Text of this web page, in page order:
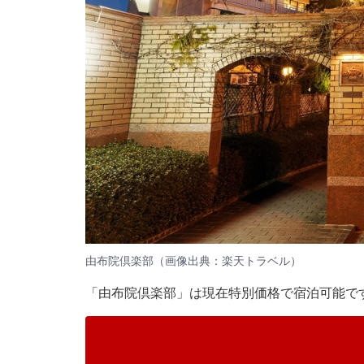
由布院倶楽部（画像出典：楽天トラベル）
「由布院倶楽部」は現在特別価格で宿泊可能で